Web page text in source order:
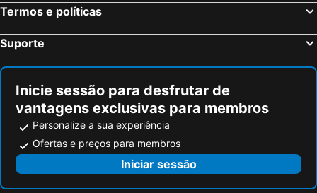
La Carreña
Apartamento en Costa Ballena
Villa Los Arcos
Termos e políticas
Suporte
Inicie sessão para desfrutar de
vantagens exclusivas para membros
Personalize a sua experiência
Ofertas e preços para membros
Iniciar sessão